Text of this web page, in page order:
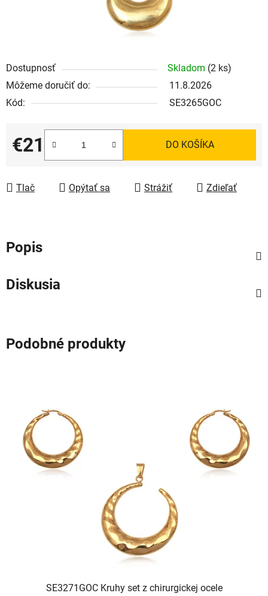
Dostupnosť Skladom (2 ks)
Môžeme doručiť do:
11.8.2026
Kód:
SE3265GOC
€21
Jednotková cena:
DO KOŠÍKA
Tlač Opýtať sa Strážiť Zdieľať
Popis
Diskusia
Podobné produkty
SE3271GOC Kruhy set z chirurgickej ocele